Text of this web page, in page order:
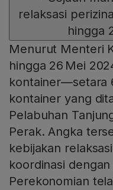
relaksasi
hingga
Menurut Menteri
hingga 26 Mei
kontainer—setara
kontainer yang
Pelabuhan
Perak. Angka
kebijakan
koordinasi
Perekonomian